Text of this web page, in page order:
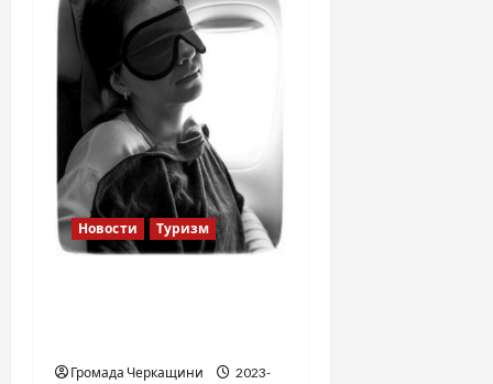
Новости Туризм
Громада Черкащини
2023-